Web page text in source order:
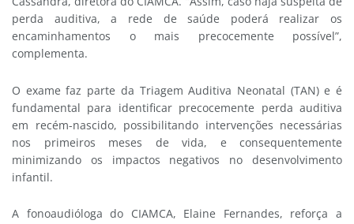
perda auditiva, a rede de saúde poderá realizar os
encaminhamentos o mais precocemente possível”,
complementa.
O exame faz parte da Triagem Auditiva Neonatal (TAN) e é
fundamental para identificar precocemente perda auditiva
em recém-nascido, possibilitando intervenções necessárias
nos primeiros meses de vida, e consequentemente
minimizando os impactos negativos no desenvolvimento
infantil.
A fonoaudióloga do CIAMCA, Elaine Fernandes, reforça a